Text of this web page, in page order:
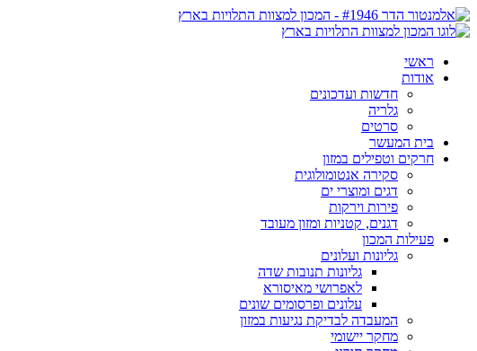
ראשי
אודות
חדשות ועדכונים
גלריה
סרטים
בית המעשר
חרקים וטפילים במזון
סקירה אנטומולוגית
דגים ומוצרי ים
פירות וירקות
דגנים, קטניות ומזון מעובד
פעילות המכון
גליונות ועלונים
גליונות תנובות שדה
לאפרושי מאיסורא
עלונים ופרסומים שונים
המעבדה לבדיקת נגיעות במזון
מחקר יישומי